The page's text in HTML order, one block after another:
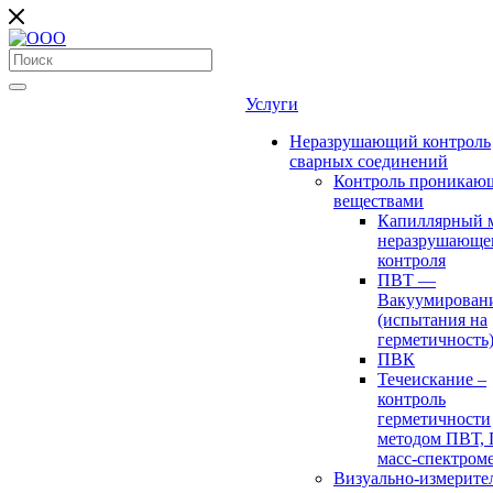
Услуги
Неразрушающий контроль
сварных соединений
Контроль
веществами
Капиллярный
контроля
ПВТ —
(испытания на
герметичность)
ПВК
Течеискание –
контроль
герметичности
методом ПВТ,
масс-
Визуально-